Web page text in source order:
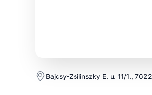
Bajcsy-Zsilinszky E. u. 11/1., 7622